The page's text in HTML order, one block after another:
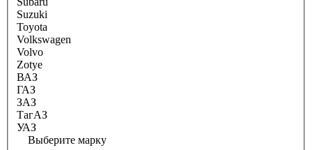
Suzuki
Toyota
Volkswagen
Volvo
Zotye
ВАЗ
ГАЗ
ЗАЗ
ТагАЗ
УАЗ
Выберите марку